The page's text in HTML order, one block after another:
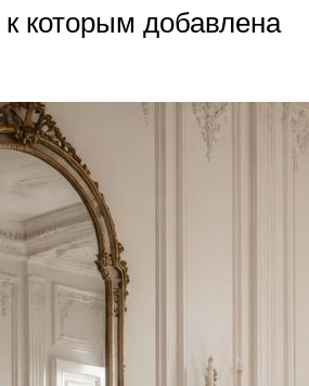
к которым добавлена